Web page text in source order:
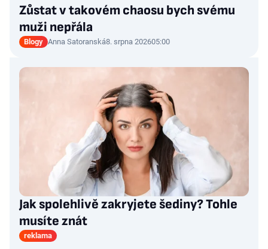
Zůstat v takovém chaosu bych svému
muži nepřála
Blogy Anna Satoranská8. srpna 202605:00
Jak spolehlivě zakryjete šediny? Tohle
musíte znát
reklama